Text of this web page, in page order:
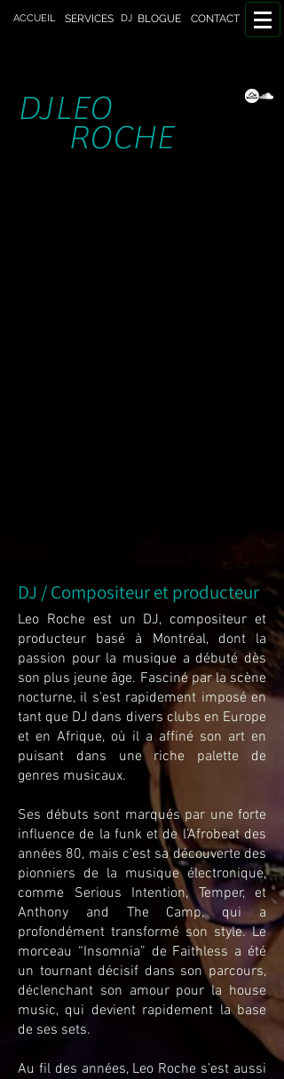
ACCUEIL SERVICES DJ BLOGUE CONTACT
DJLEO
ROCHE
DJ / Compositeur et producteur
Leo Roche est un DJ, compositeur et
producteur basé à Montréal, dont la
passion pour la musique a débuté dès
son plus jeune âge. Fasciné par la scène
nocturne, il s’est rapidement imposé en
tant que DJ dans divers clubs en Europe
et en Afrique, où il a affiné son art en
puisant dans une riche palette de
genres musicaux.
Ses débuts sont marqués par une forte
influence de la funk et de l’Afrobeat des
années 80, mais c’est sa découverte des
pionniers de la musique électronique,
comme Serious Intention, Temper, et
Anthony and The Camp, qui a
profondément transformé son style. Le
morceau “Insomnia” de Faithless a été
un tournant décisif dans son parcours,
déclenchant son amour pour la house
music, qui devient rapidement la base
de ses sets.
Au fil des années, Leo Roche s’est aussi